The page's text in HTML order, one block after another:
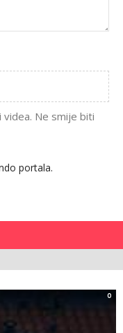
Ne smije biti
portala.
0